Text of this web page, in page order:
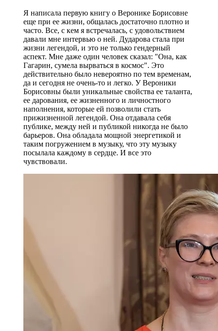
Я написала первую книгу о Веронике Борисовне
еще при ее жизни, общалась достаточно плотно и
часто. Все, с кем я встречалась, с удовольствием
давали мне интервью о ней. Дударова стала при
жизни легендой, и это не только гендерный
аспект. Мне даже один человек сказал: "Она, как
Гагарин, сумела вырваться в космос". Это
действительно было невероятно по тем временам,
да и сегодня не очень-то и легко. У Вероники
Борисовны были уникальные свойства ее таланта,
ее дарования, ее жизненного и личностного
наполнения, которые ей позволили стать
прижизненной легендой. Она отдавала себя
публике, между ней и публикой никогда не было
барьеров. Она обладала мощной энергетикой и
таким погружением в музыку, что эту музыку
посылала каждому в сердце. И все это
чувствовали.